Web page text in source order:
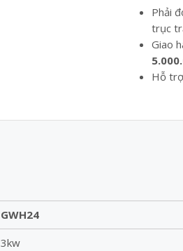
Phải
trục
Giao
Hỗ
GWH24
3kw